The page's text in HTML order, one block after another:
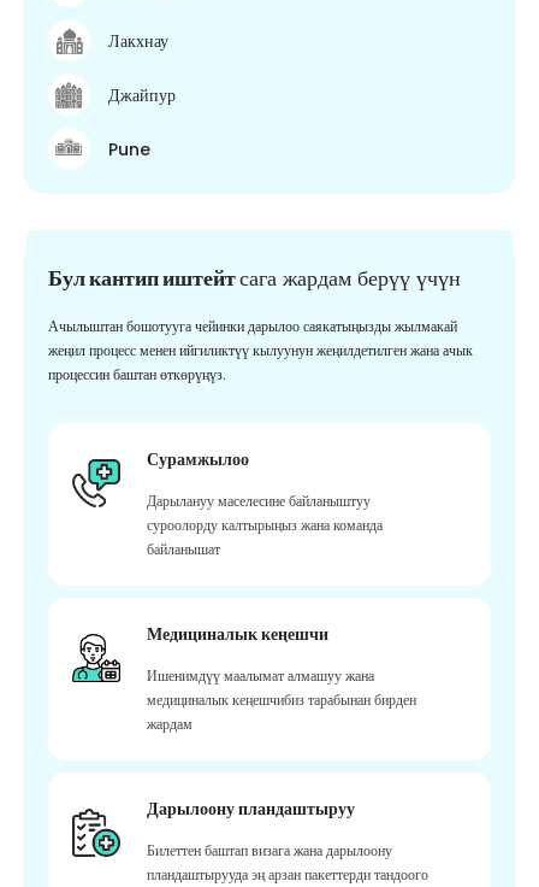
Лакхнау
Джайпур
Pune
Бул кантип иштейтсага жардам берүү үчүн
Ачылыштан бошотууга чейинки дарылоо саякатыңызды жылмакай
жеңил процесс менен ийгиликтүү кылуунун жеңилдетилген жана ачык
процессин баштан өткөрүңүз.
Сурамжылоо
Дарылануу маселесине байланыштуу
суроолорду калтырыңыз жана команда
байланышат
Медициналык кеңешчи
Ишенимдүү маалымат алмашуу жана
медициналык кеңешчибиз тарабынан бирден
жардам
Дарылоону пландаштыруу
Билеттен баштап визага жана дарылоону
пландаштырууда эң арзан пакеттерди тандоого